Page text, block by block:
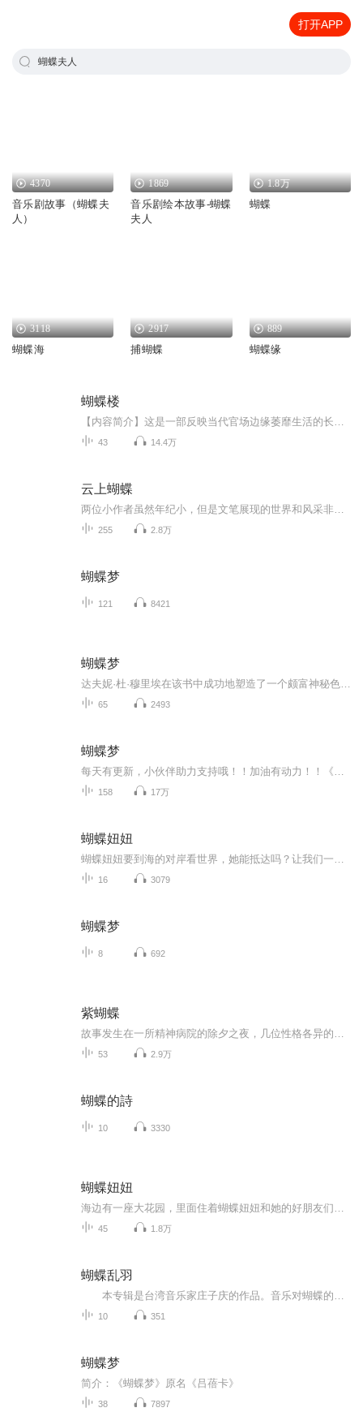
打开APP
蝴蝶夫人
4370
音乐剧故事（蝴蝶夫
人）
1869
音乐剧绘本故事-蝴蝶
夫人
1.8万
蝴蝶
3118
蝴蝶海
2917
捕蝴蝶
889
蝴蝶缘
蝴蝶楼
43 14.4万
云上蝴蝶
255 2.8万
蝴蝶梦
121 8421
蝴蝶梦
65 2493
蝴蝶梦
158 17万
蝴蝶妞妞
16 3079
蝴蝶梦
8 692
紫蝴蝶
53 2.9万
蝴蝶的詩
10 3330
蝴蝶妞妞
45 1.8万
蝴蝶乱羽
10 351
蝴蝶梦
简介：《蝴蝶梦》原名《吕蓓卡》
38 7897